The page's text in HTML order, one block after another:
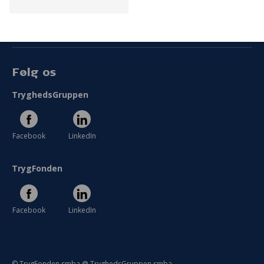
Følg os
TryghedsGruppen
Facebook LinkedIn
TrygFonden
Facebook LinkedIn